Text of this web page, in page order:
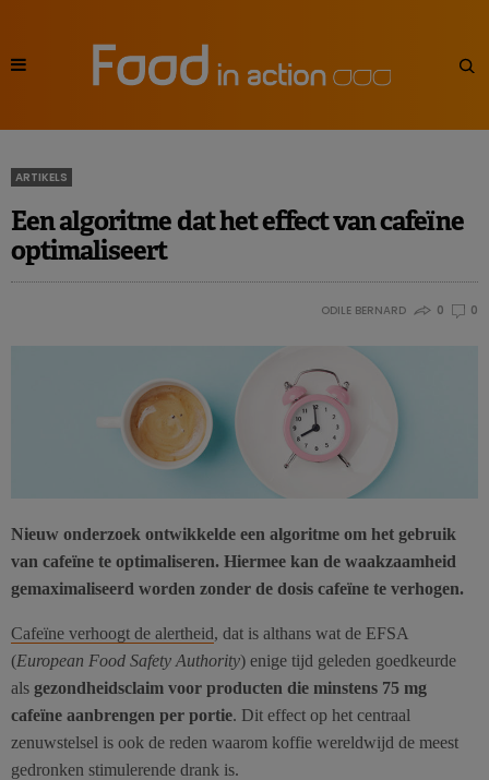
ARTIKELS
Een algoritme dat het effect van cafeïne
optimaliseert
ODILE BERNARD 0 0
Nieuw onderzoek ontwikkelde een algoritme om het gebruik
van cafeïne te optimaliseren. Hiermee kan de waakzaamheid
gemaximaliseerd worden zonder de dosis cafeïne te verhogen.
Cafeïne verhoogt de alertheid, dat is althans wat de EFSA
(European Food Safety Authority) enige tijd geleden goedkeurde
als gezondheidsclaim voor producten die minstens 75 mg
cafeïne aanbrengen per portie. Dit effect op het centraal
zenuwstelsel is ook de reden waarom koffie wereldwijd de meest
gedronken stimulerende drank is.